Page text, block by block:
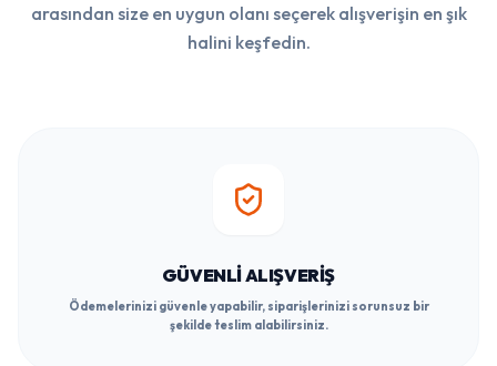
arasından size en uygun olanı seçerek alışverişin en şık
halini keşfedin.
GÜVENLI ALIŞVERIŞ
Ödemelerinizi güvenle yapabilir, siparişlerinizi sorunsuz bir
şekilde teslim alabilirsiniz.